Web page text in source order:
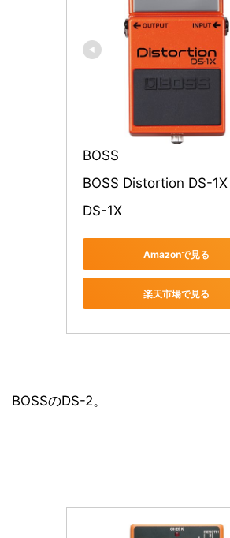
BOSS
BOSS Distortion DS-1X
DS-1X
Amazonで見る
楽天市場で見る
BOSSのDS-2。